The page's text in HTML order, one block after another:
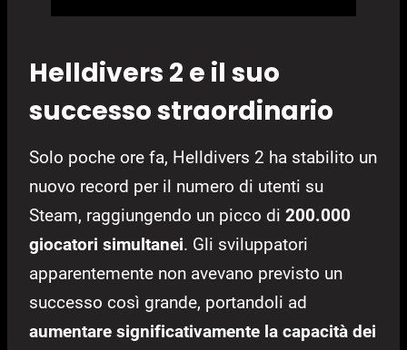
Helldivers 2 e il suo
successo straordinario
Solo poche ore fa, Helldivers 2 ha stabilito un
nuovo record per il numero di utenti su
Steam, raggiungendo un picco di 200.000
giocatori simultanei. Gli sviluppatori
apparentemente non avevano previsto un
successo così grande, portandoli ad
aumentare significativamente la capacità dei